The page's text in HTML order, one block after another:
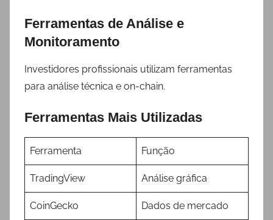
Ferramentas de Análise e
Monitoramento
Investidores profissionais utilizam ferramentas
para análise técnica e on-chain.
Ferramentas Mais Utilizadas
Ferramenta Função
TradingView Análise gráfica
CoinGecko Dados de mercado